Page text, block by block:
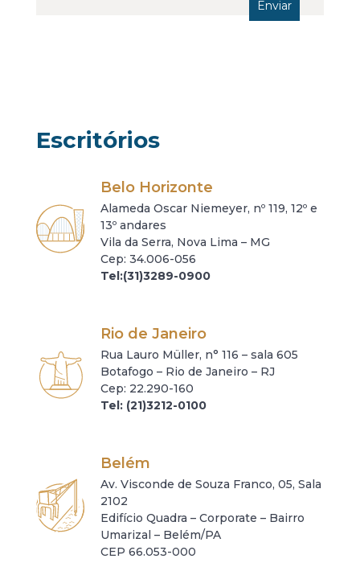
Escritórios
Belo Horizonte
Alameda Oscar Niemeyer, nº 119, 12º e
13º andares
Vila da Serra, Nova Lima – MG
Cep: 34.006-056
Tel:(31)3289-0900
Rio de Janeiro
Rua Lauro Müller, n° 116 – sala 605
Botafogo – Rio de Janeiro – RJ
Cep: 22.290-160
Tel: (21)3212-0100
Belém
Av. Visconde de Souza Franco, 05, Sala
2102
Edifício Quadra – Corporate – Bairro
Umarizal – Belém/PA
CEP 66.053-000